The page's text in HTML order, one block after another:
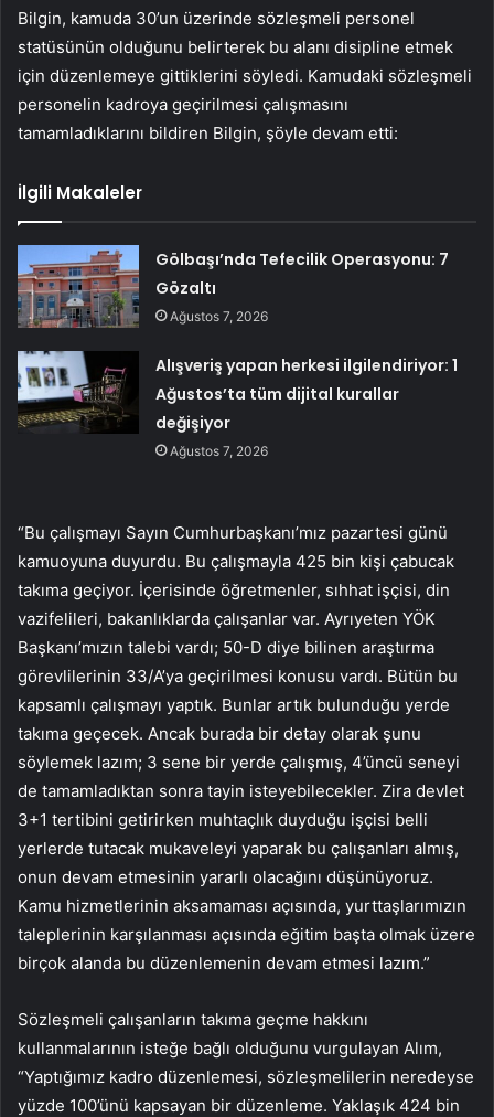
Bilgin, kamuda 30’un üzerinde sözleşmeli personel
statüsünün olduğunu belirterek bu alanı disipline etmek
için düzenlemeye gittiklerini söyledi. Kamudaki sözleşmeli
personelin kadroya geçirilmesi çalışmasını
tamamladıklarını bildiren Bilgin, şöyle devam etti:
İlgili Makaleler
Gölbaşı’nda Tefecilik Operasyonu: 7
Gözaltı
Ağustos 7, 2026
Alışveriş yapan herkesi ilgilendiriyor: 1
Ağustos’ta tüm dijital kurallar
değişiyor
Ağustos 7, 2026
“Bu çalışmayı Sayın Cumhurbaşkanı’mız pazartesi günü
kamuoyuna duyurdu. Bu çalışmayla 425 bin kişi çabucak
takıma geçiyor. İçerisinde öğretmenler, sıhhat işçisi, din
vazifelileri, bakanlıklarda çalışanlar var. Ayrıyeten YÖK
Başkanı’mızın talebi vardı; 50-D diye bilinen araştırma
görevlilerinin 33/A’ya geçirilmesi konusu vardı. Bütün bu
kapsamlı çalışmayı yaptık. Bunlar artık bulunduğu yerde
takıma geçecek. Ancak burada bir detay olarak şunu
söylemek lazım; 3 sene bir yerde çalışmış, 4’üncü seneyi
de tamamladıktan sonra tayin isteyebilecekler. Zira devlet
3+1 tertibini getirirken muhtaçlık duyduğu işçisi belli
yerlerde tutacak mukaveleyi yaparak bu çalışanları almış,
onun devam etmesinin yararlı olacağını düşünüyoruz.
Kamu hizmetlerinin aksamaması açısında, yurttaşlarımızın
taleplerinin karşılanması açısında eğitim başta olmak üzere
birçok alanda bu düzenlemenin devam etmesi lazım.”
Sözleşmeli çalışanların takıma geçme hakkını
kullanmalarının isteğe bağlı olduğunu vurgulayan Alım,
“Yaptığımız kadro düzenlemesi, sözleşmelilerin neredeyse
yüzde 100’ünü kapsayan bir düzenleme. Yaklaşık 424 bin